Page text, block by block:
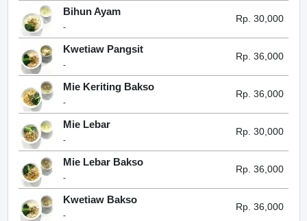
Bihun Ayam
-
Rp. 30,000
Kwetiaw Pangsit
-
Rp. 36,000
Mie Keriting Bakso
-
Rp. 36,000
Mie Lebar
-
Rp. 30,000
Mie Lebar Bakso
-
Rp. 36,000
Kwetiaw Bakso
-
Rp. 36,000